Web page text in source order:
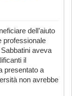
dell’aiuto
professionale
aveva
il
presentato a
non avrebbe